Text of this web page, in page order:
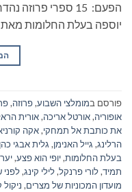
הפעם: 15 ספרי
יוספה בעלת החלומות
פורסם במומלצי השבוע,פרוזה,
אופוריה,אורטל אריכה,אורית
את כותבת אל תמחקי,אקה
הרלינג, גייל האנימן, גלית אבגי כהן
בעלת החלומות,יופי הוא פצע,
תמיד,לורי פרנקל,לילי קינג,
מועדון המכוניות של מצרים,